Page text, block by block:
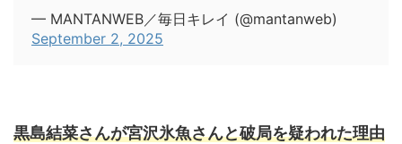
— MANTANWEB／毎日キレイ (@mantanweb)
September 2, 2025
黒島結菜さんが宮沢氷魚さんと破局を疑われた理由